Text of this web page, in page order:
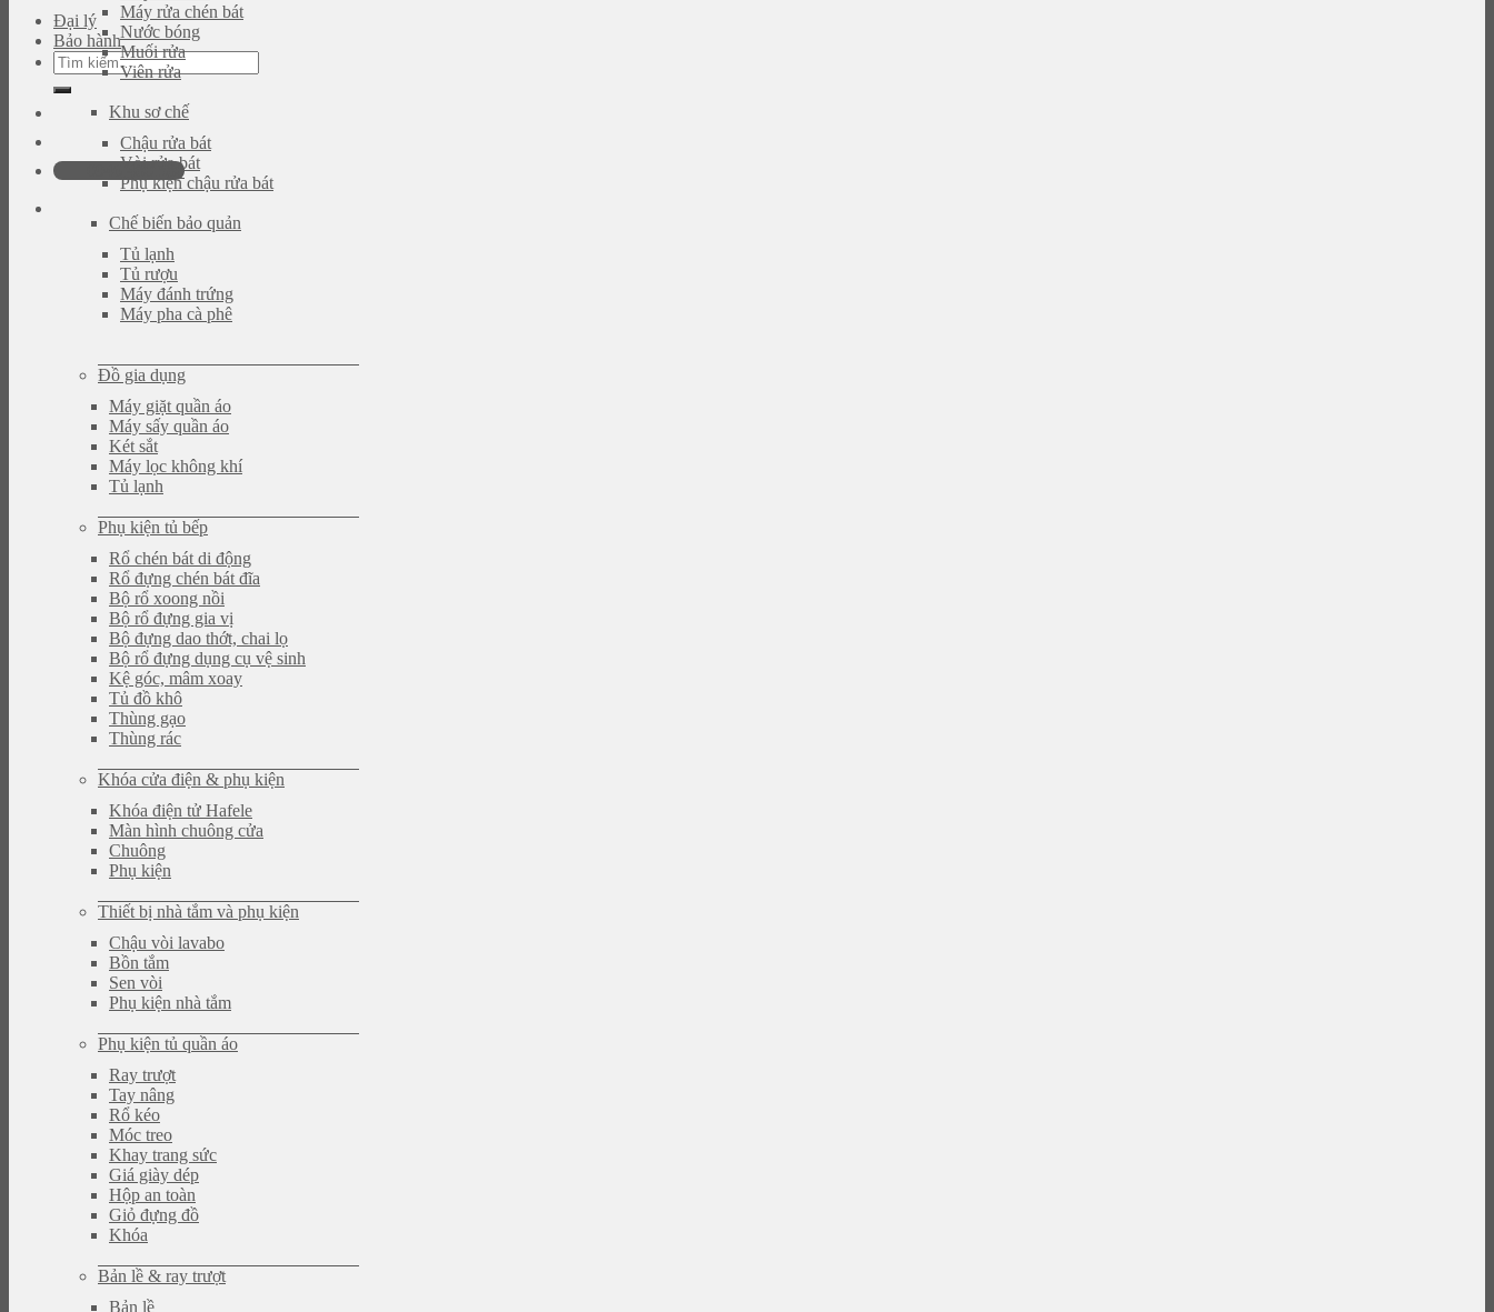
Đại lý
Bảo hành
Tìm
kiếm:
0946.480.580
Máy rửa chén bát
Nước bóng
Muối rửa
Viên rửa
Khu sơ chế
Chậu rửa bát
Vòi rửa bát
Phụ kiện chậu rửa bát
Chế biến bảo quản
Tủ lạnh
Tủ rượu
Máy đánh trứng
Máy pha cà phê
Đồ gia dụng
Máy giặt quần áo
Máy sấy quần áo
Két sắt
Máy lọc không khí
Tủ lạnh
Phụ kiện tủ bếp
Rổ chén bát di động
Rổ đựng chén bát đĩa
Bộ rổ xoong nồi
Bộ rổ đựng gia vị
Bộ đựng dao thớt, chai lọ
Bộ rổ đựng dụng cụ vệ sinh
Kệ góc, mâm xoay
Tủ đồ khô
Thùng gạo
Thùng rác
Khóa cửa điện & phụ kiện
Khóa điện tử Hafele
Màn hình chuông cửa
Chuông
Phụ kiện
Thiết bị nhà tắm và phụ kiện
Chậu vòi lavabo
Bồn tắm
Sen vòi
Phụ kiện nhà tắm
Phụ kiện tủ quần áo
Ray trượt
Tay nâng
Rổ kéo
Móc treo
Khay trang sức
Giá giày dép
Hộp an toàn
Giỏ đựng đồ
Khóa
Bản lề & ray trượt
Bản lề